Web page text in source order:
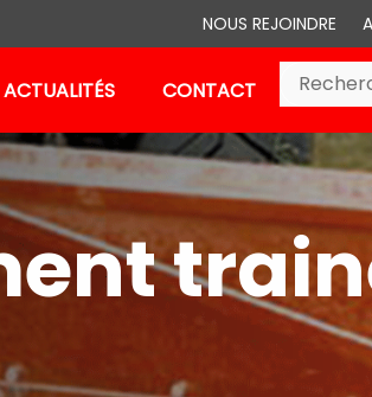
NOUS REJOINDRE
ACTUALITÉS CONTACT